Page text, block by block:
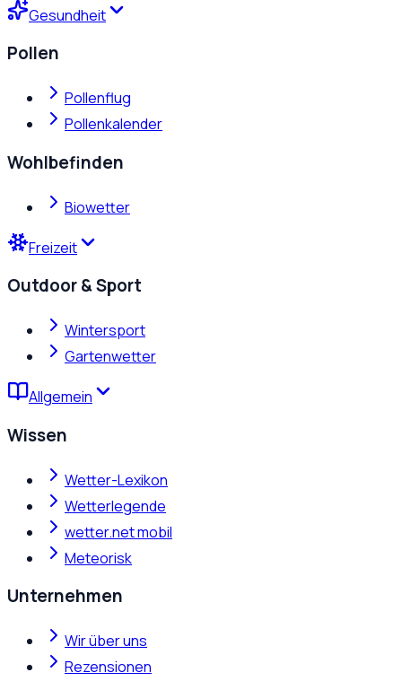
Gesundheit
Pollen
Pollenflug
Pollenkalender
Wohlbefinden
Biowetter
Freizeit
Outdoor & Sport
Wintersport
Gartenwetter
Allgemein
Wissen
Wetter-Lexikon
Wetterlegende
wetter.net mobil
Meteorisk
Unternehmen
Wir über uns
Rezensionen